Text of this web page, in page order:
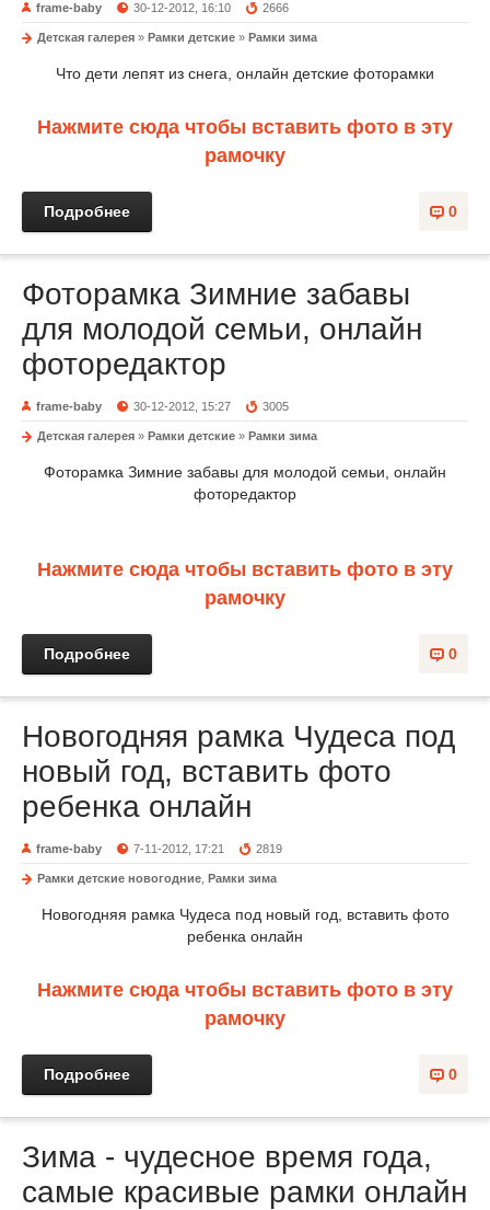
frame-baby 30-12-2012, 16:10 2666
Детская галерея » Рамки детские » Рамки зима
Что дети лепят из снега, онлайн детские фоторамки
Нажмите сюда чтобы вставить фото в эту
рамочку
0
Подробнее
Фоторамка Зимние забавы
для молодой семьи, онлайн
фоторедактор
frame-baby 30-12-2012, 15:27 3005
Детская галерея » Рамки детские » Рамки зима
Фоторамка Зимние забавы для молодой семьи, онлайн
фоторедактор
Нажмите сюда чтобы вставить фото в эту
рамочку
0
Подробнее
Новогодняя рамка Чудеса под
новый год, вставить фото
ребенка онлайн
frame-baby 7-11-2012, 17:21 2819
Рамки детские новогодние Рамки зима
Новогодняя рамка Чудеса под новый год, вставить фото
ребенка онлайн
Нажмите сюда чтобы вставить фото в эту
рамочку
0
Подробнее
Зима - чудесное время года,
самые красивые рамки онлайн